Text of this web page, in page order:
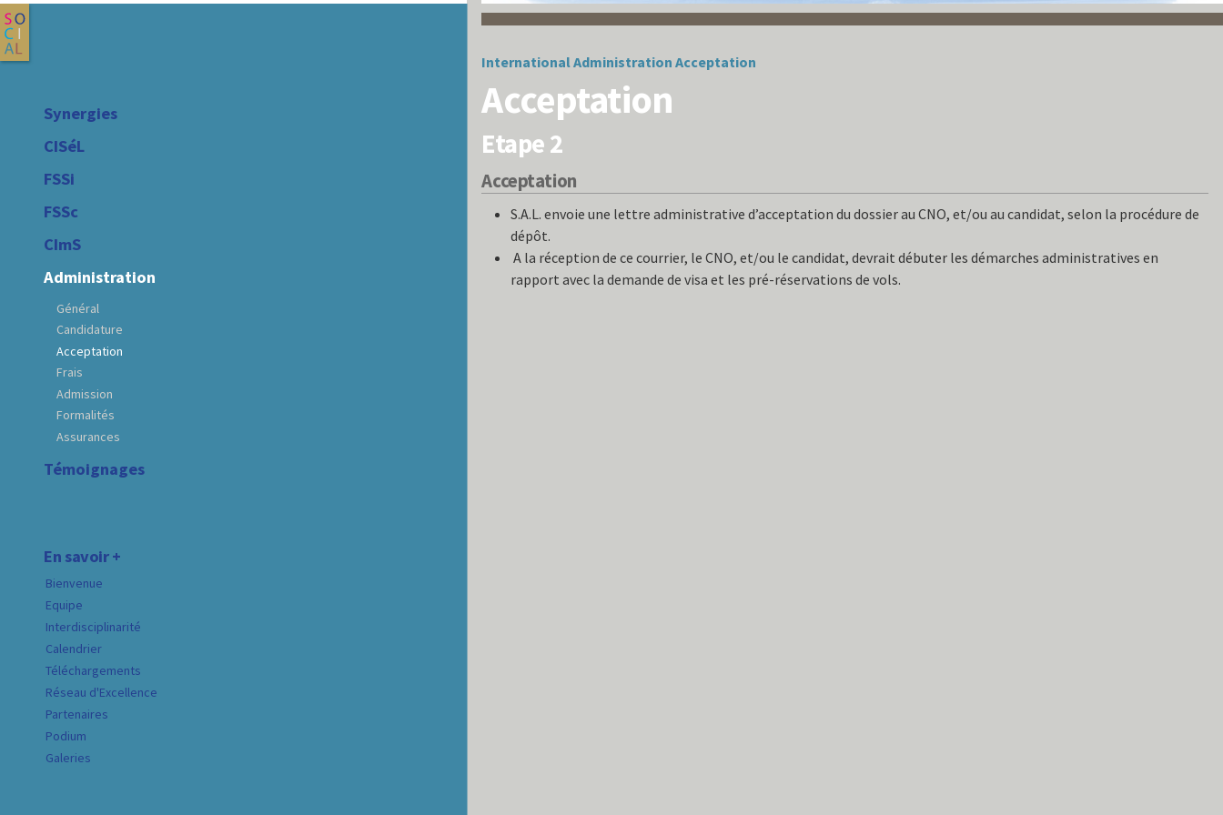
Synergies
CISéL
FSSi
FSSc
CImS
Administration
Général
Candidature
Acceptation
Frais
Admission
Formalités
Assurances
Témoignages
En savoir +
Bienvenue
Equipe
Interdisciplinarité
Calendrier
Téléchargements
Réseau d'Excellence
Partenaires
Podium
Galeries
International Administration Acceptation
Acceptation
Etape 2
Acceptation
S.A.L. envoie une lettre administrative d’acceptation du dossier au CNO, et/ou au candidat, selon la procédure de
dépôt.
A la réception de ce courrier, le CNO, et/ou le candidat, devrait débuter les démarches administratives en
rapport avec la demande de visa et les pré-réservations de vols.